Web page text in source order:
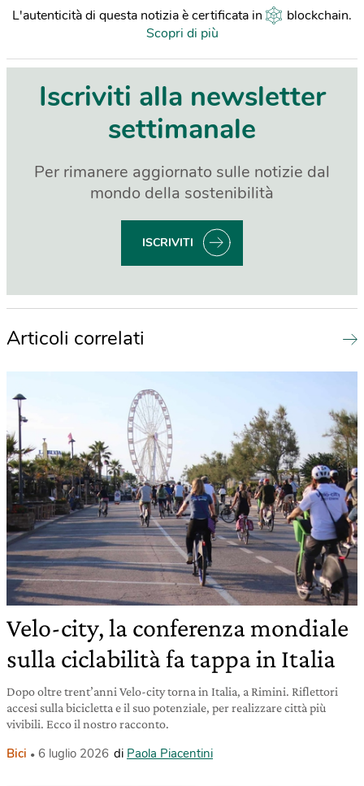
L'autenticità di questa notizia è certificata in blockchain.
Scopri di più
Iscriviti alla newsletter
settimanale
Per rimanere aggiornato sulle notizie dal
mondo della sostenibilità
ISCRIVITI
Articoli correlati
Velo-city, la conferenza mondiale
sulla ciclabilità fa tappa in Italia
Dopo oltre trent’anni Velo-city torna in Italia, a Rimini. Riflettori
accesi sulla bicicletta e il suo potenziale, per realizzare città più
vivibili. Ecco il nostro racconto.
Bici 6 luglio 2026 di Paola Piacentini